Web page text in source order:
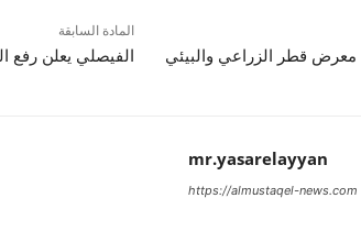
المادة السابقة
الفيصلي يعلن رفع قطر الزراعي والبيئي
mr.yasarelayyan
https://almustaqel-news.com